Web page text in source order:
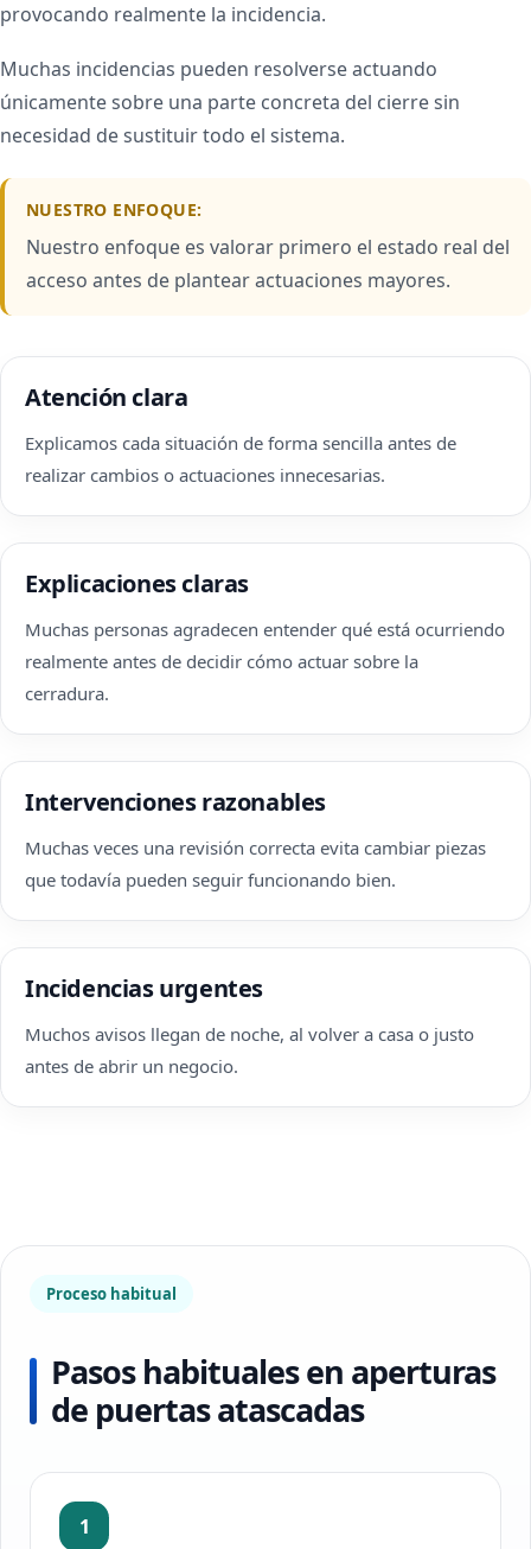
provocando realmente la incidencia.
Muchas incidencias pueden resolverse actuando
únicamente sobre una parte concreta del cierre sin
necesidad de sustituir todo el sistema.
NUESTRO ENFOQUE:
Nuestro enfoque es valorar primero el estado real del
acceso antes de plantear actuaciones mayores.
Atención clara
Explicamos cada situación de forma sencilla antes de
realizar cambios o actuaciones innecesarias.
Explicaciones claras
Muchas personas agradecen entender qué está ocurriendo
realmente antes de decidir cómo actuar sobre la
cerradura.
Intervenciones razonables
Muchas veces una revisión correcta evita cambiar piezas
que todavía pueden seguir funcionando bien.
Incidencias urgentes
Muchos avisos llegan de noche, al volver a casa o justo
antes de abrir un negocio.
Proceso habitual
Pasos habituales en aperturas
de puertas atascadas
1